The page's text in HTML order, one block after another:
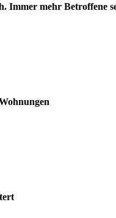
Immer mehr Betroffene